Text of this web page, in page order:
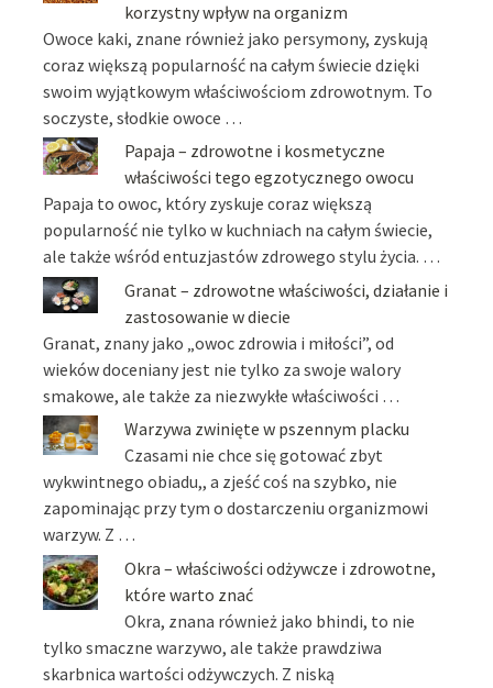
korzystny wpływ na organizm
Owoce kaki, znane również jako persymony, zyskują
coraz większą popularność na całym świecie dzięki
swoim wyjątkowym właściwościom zdrowotnym. To
soczyste, słodkie owoce …
Papaja – zdrowotne i kosmetyczne
właściwości tego egzotycznego owocu
Papaja to owoc, który zyskuje coraz większą
popularność nie tylko w kuchniach na całym świecie,
ale także wśród entuzjastów zdrowego stylu życia. …
Granat – zdrowotne właściwości, działanie i
zastosowanie w diecie
Granat, znany jako „owoc zdrowia i miłości”, od
wieków doceniany jest nie tylko za swoje walory
smakowe, ale także za niezwykłe właściwości …
Warzywa zwinięte w pszennym placku
Czasami nie chce się gotować zbyt
wykwintnego obiadu,, a zjeść coś na szybko, nie
zapominając przy tym o dostarczeniu organizmowi
warzyw. Z …
Okra – właściwości odżywcze i zdrowotne,
które warto znać
Okra, znana również jako bhindi, to nie
tylko smaczne warzywo, ale także prawdziwa
skarbnica wartości odżywczych. Z niską